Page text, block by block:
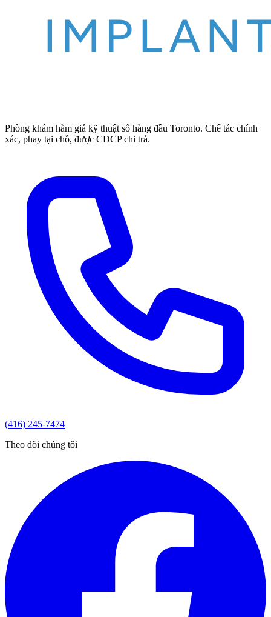
Phòng khám hàm giả kỹ thuật số hàng đầu Toronto. Chế tác chính
xác, phay tại chỗ, được CDCP chi trả.
(416) 245-7474
Theo dõi chúng tôi